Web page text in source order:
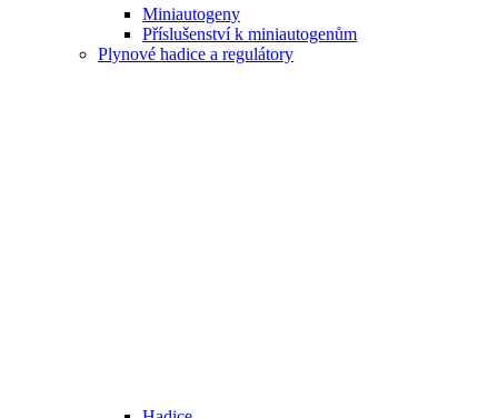
Miniautogeny
Příslušenství k miniautogenům
Plynové hadice a regulátory